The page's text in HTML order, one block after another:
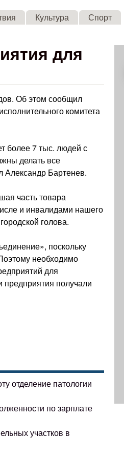
Культура Спорт
для
Об этом сообщил
комитета
более 7 тыс. людей с
делать все
Александр Бартенев.
часть товара
и инвалидами нашего
голова.
поскольку
необходимо
для
получали
отделение патологии
по зарплате
участков в